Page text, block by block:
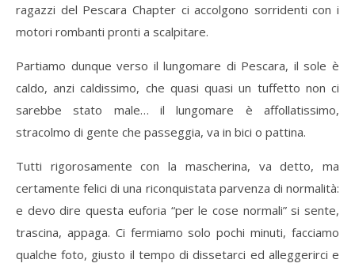
ragazzi del Pescara Chapter ci accolgono sorridenti con i
motori rombanti pronti a scalpitare.
Partiamo dunque verso il lungomare di Pescara, il sole è
caldo, anzi caldissimo, che quasi quasi un tuffetto non ci
sarebbe stato male… il lungomare è affollatissimo,
stracolmo di gente che passeggia, va in bici o pattina.
Tutti rigorosamente con la mascherina, va detto, ma
certamente felici di una riconquistata parvenza di normalità:
e devo dire questa euforia “per le cose normali” si sente,
trascina, appaga. Ci fermiamo solo pochi minuti, facciamo
qualche foto, giusto il tempo di dissetarci ed alleggerirci e